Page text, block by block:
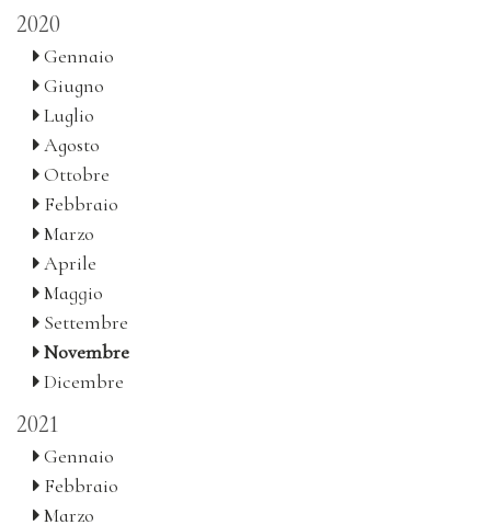
2020
Gennaio
Giugno
Luglio
Agosto
Ottobre
Febbraio
Marzo
Aprile
Maggio
Settembre
Novembre
Dicembre
2021
Gennaio
Febbraio
Marzo